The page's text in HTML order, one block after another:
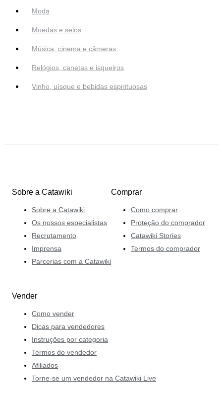
Moda
Moedas e selos
Música, cinema e câmeras
Relógios, canetas e isqueiros
Vinho, uísque e bebidas espirituosas
Sobre a Catawiki
Sobre a Catawiki
Os nossos especialistas
Recrutamento
Imprensa
Parcerias com a Catawiki
Comprar
Como comprar
Proteção do comprador
Catawiki Stories
Termos do comprador
Vender
Como vender
Dicas para vendedores
Instruções por categoria
Termos do vendedor
Afiliados
Torne-se um vendedor na Catawiki Live